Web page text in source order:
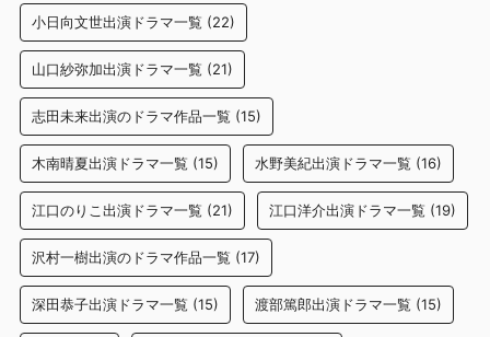
小日向文世出演ドラマ一覧 (22)
山口紗弥加出演ドラマ一覧 (21)
志田未来出演のドラマ作品一覧 (15)
木南晴夏出演ドラマ一覧 (15) 水野美紀出演ドラマ一覧 (16)
江口のりこ出演ドラマ一覧 (21) 江口洋介出演ドラマ一覧 (19)
沢村一樹出演のドラマ作品一覧 (17)
深田恭子出演ドラマ一覧 (15) 渡部篤郎出演ドラマ一覧 (15)